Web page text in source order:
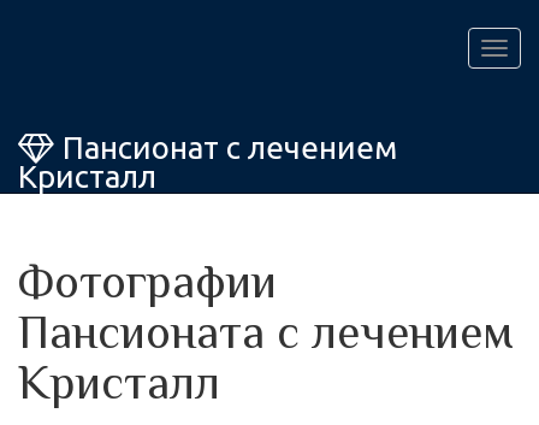
Пансионат с лечением
Кристалл
Фотографии
Пансионата с лечением
Кристалл